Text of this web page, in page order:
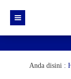
Anda disini :